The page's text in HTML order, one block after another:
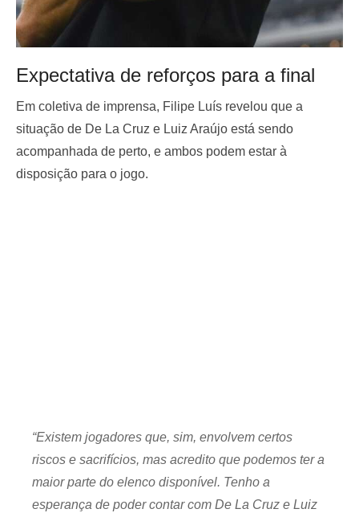
Expectativa de reforços para a final
Em coletiva de imprensa, Filipe Luís revelou que a
situação de De La Cruz e Luiz Araújo está sendo
acompanhada de perto, e ambos podem estar à
disposição para o jogo.
“Existem jogadores que, sim, envolvem certos
riscos e sacrifícios, mas acredito que podemos ter a
maior parte do elenco disponível. Tenho a
esperança de poder contar com De La Cruz e Luiz